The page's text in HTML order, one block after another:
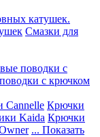
катушек.
Смазки для
поводки с
с крючком
Cannelle Крючки
Kaida Крючки
... Показать